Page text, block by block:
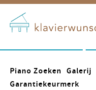
Piano Zoeken Galerij
Garantiekeurmerk